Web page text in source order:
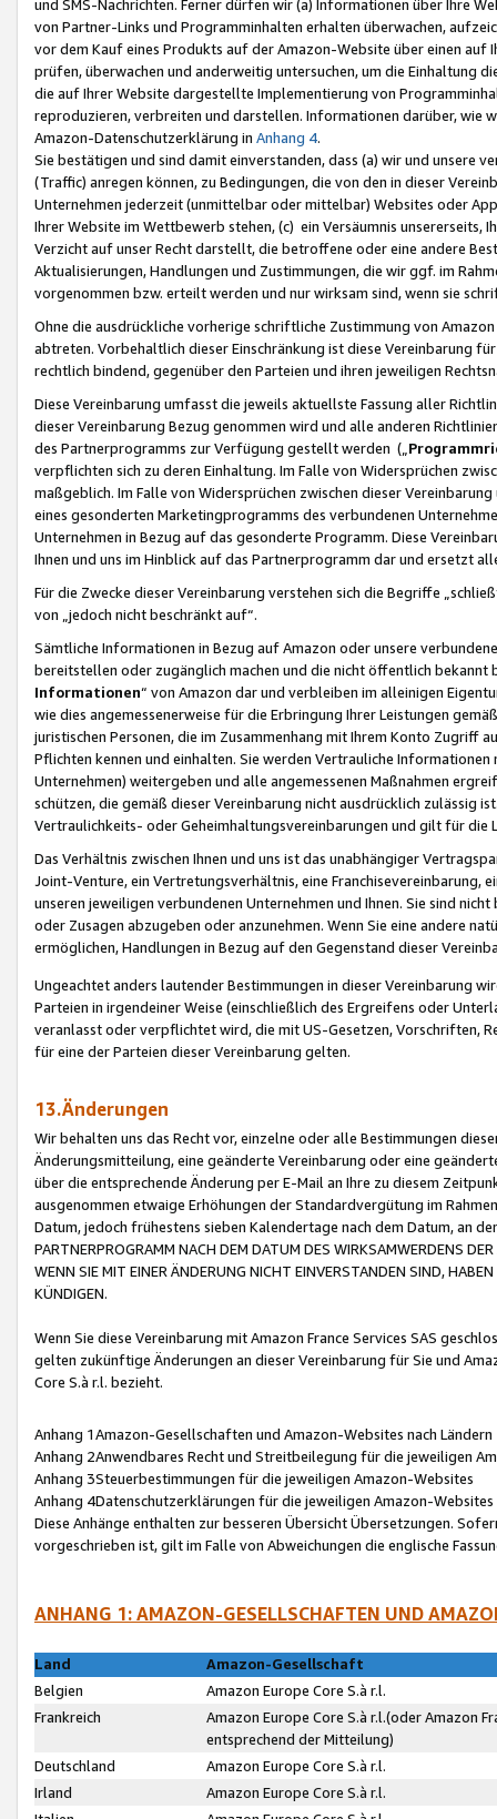
und SMS-Nachrichten. Ferner dürfen wir (a) Informationen über Ihre
von Partner-Links und Programminhalten erhalten überwachen,
vor dem Kauf eines Produkts auf der Amazon-Website über einen
prüfen, überwachen und anderweitig untersuchen, um die Einhaltung
die auf Ihrer Website dargestellte Implementierung von
reproduzieren, verbreiten und darstellen. Informationen darüber, wie
Amazon-Datenschutzerklärung in Anhang 4.
Sie bestätigen und sind damit einverstanden, dass (a) wir und
(Traffic) anregen können, zu Bedingungen, die von den in dieser
Unternehmen jederzeit (unmittelbar oder mittelbar) Websites oder
Ihrer Website im Wettbewerb stehen, (c) ein Versäumnis unsererseits,
Verzicht auf unser Recht darstellt, die betroffene oder eine andere
Aktualisierungen, Handlungen und Zustimmungen, die wir ggf. im
vorgenommen bzw. erteilt werden und nur wirksam sind, wenn sie
Ohne die ausdrückliche vorherige schriftliche Zustimmung von
abtreten. Vorbehaltlich dieser Einschränkung ist diese Vereinbarung
rechtlich bindend, gegenüber den Parteien und ihren jeweiligen
Diese Vereinbarung umfasst die jeweils aktuellste Fassung aller
dieser Vereinbarung Bezug genommen wird und alle anderen
des Partnerprogramms zur Verfügung gestellt werden („
verpflichten sich zu deren Einhaltung. Im Falle von Widersprüchen
maßgeblich. Im Falle von Widersprüchen zwischen dieser
eines gesonderten Marketingprogramms des verbundenen
Unternehmen in Bezug auf das gesonderte Programm. Diese
Ihnen und uns im Hinblick auf das Partnerprogramm dar und ersetzt
Für die Zwecke dieser Vereinbarung verstehen sich die Begriffe
von „jedoch nicht beschränkt auf“.
Sämtliche Informationen in Bezug auf Amazon oder unsere
bereitstellen oder zugänglich machen und die nicht öffentlich
Informationen“ von Amazon dar und verbleiben im alleinigen
wie dies angemessenerweise für die Erbringung Ihrer Leistungen
juristischen Personen, die im Zusammenhang mit Ihrem Konto
Pflichten kennen und einhalten. Sie werden Vertrauliche
Unternehmen) weitergeben und alle angemessenen Maßnahmen
schützen, die gemäß dieser Vereinbarung nicht ausdrücklich zulässig
Vertraulichkeits- oder Geheimhaltungsvereinbarungen und gilt für die
Das Verhältnis zwischen Ihnen und uns ist das unabhängiger
Joint-Venture, ein Vertretungsverhältnis, eine Franchisevereinbarung,
unseren jeweiligen verbundenen Unternehmen und Ihnen. Sie sind
oder Zusagen abzugeben oder anzunehmen. Wenn Sie eine andere
ermöglichen, Handlungen in Bezug auf den Gegenstand dieser
Ungeachtet anders lautender Bestimmungen in dieser Vereinbarung
Parteien in irgendeiner Weise (einschließlich des Ergreifens oder
veranlasst oder verpflichtet wird, die mit US-Gesetzen, Vorschriften,
für eine der Parteien dieser Vereinbarung gelten.
13.Änderungen
Wir behalten uns das Recht vor, einzelne oder alle Bestimmungen
Änderungsmitteilung, eine geänderte Vereinbarung oder eine
über die entsprechende Änderung per E-Mail an Ihre zu diesem
ausgenommen etwaige Erhöhungen der Standardvergütung im
Datum, jedoch frühestens sieben Kalendertage nach dem Datum, an
PARTNERPROGRAMM NACH DEM DATUM DES WIRKSAMWERDENS
WENN SIE MIT EINER ÄNDERUNG NICHT EINVERSTANDEN SIND,
KÜNDIGEN.
Wenn Sie diese Vereinbarung mit Amazon France Services SAS
gelten zukünftige Änderungen an dieser Vereinbarung für Sie und
Core S.à r.l. bezieht.
Anhang 1Amazon-Gesellschaften und Amazon-Websites nach Ländern
Anhang 2Anwendbares Recht und Streitbeilegung für die jeweiligen
Anhang 3Steuerbestimmungen für die jeweiligen Amazon-Websites
Anhang 4Datenschutzerklärungen für die jeweiligen Amazon-Websites
Diese Anhänge enthalten zur besseren Übersicht Übersetzungen.
vorgeschrieben ist, gilt im Falle von Abweichungen die englische
ANHANG 1: AMAZON-GESELLSCHAFTEN UND
Land
Amazon-Gesellschaft
Belgien
Amazon Europe Core S.à r.l.
Frankreich
Amazon Europe Core S.à r.l.(oder Amazon
entsprechend der Mitteilung)
Deutschland
Amazon Europe Core S.à r.l.
Irland
Amazon Europe Core S.à r.l.